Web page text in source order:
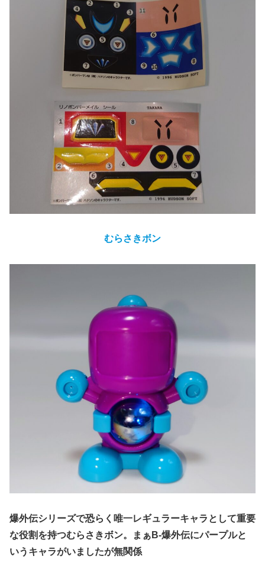
むらさきボン
爆外伝シリーズで恐らく唯一レギュラーキャラとして重要
な役割を持つむらさきボン。まぁB‐爆外伝にパープルと
いうキャラがいましたが無関係